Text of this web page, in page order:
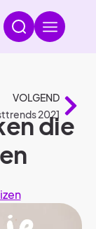
VOLGEND
2021
die